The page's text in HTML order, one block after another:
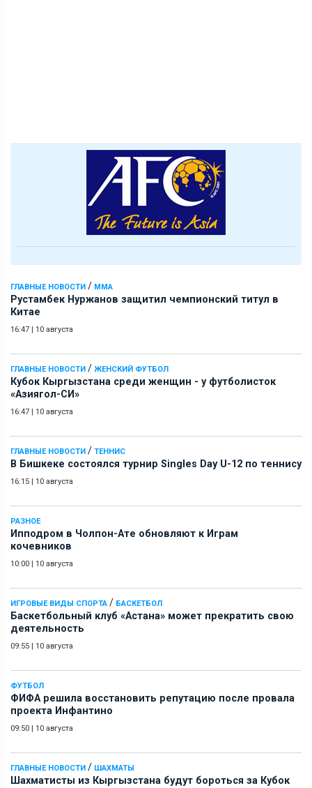
ГЛАВНЫЕ НОВОСТИ / ММА
Рустамбек Нуржанов защитил чемпионский титул в
Китае
16:47 | 10 августа
ГЛАВНЫЕ НОВОСТИ / ЖЕНСКИЙ ФУТБОЛ
Кубок Кыргызстана среди женщин - у футболисток
«Азиягол-СИ»
16:47 | 10 августа
ГЛАВНЫЕ НОВОСТИ / ТЕННИС
В Бишкеке состоялся турнир Singles Day U-12 по теннису
16:15 | 10 августа
РАЗНОЕ
Ипподром в Чолпон-Ате обновляют к Играм
кочевников
10:00 | 10 августа
ИГРОВЫЕ ВИДЫ СПОРТА / БАСКЕТБОЛ
Баскетбольный клуб «Астана» может прекратить свою
деятельность
09:55 | 10 августа
ФУТБОЛ
ФИФА решила восстановить репутацию после провала
проекта Инфантино
09:50 | 10 августа
ГЛАВНЫЕ НОВОСТИ / ШАХМАТЫ
Шахматисты из Кыргызстана будут бороться за Кубок